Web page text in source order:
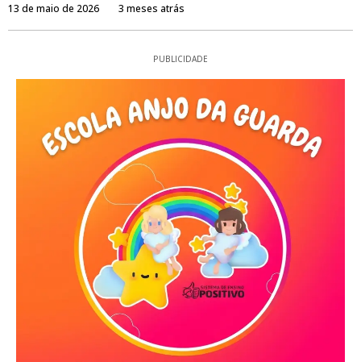
13 de maio de 2026 3 meses atrás
PUBLICIDADE